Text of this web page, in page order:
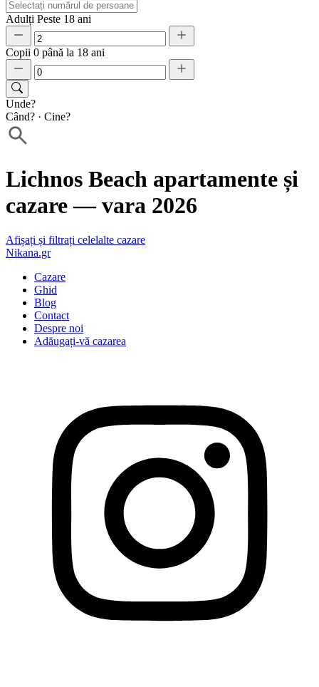
Adulți Peste 18 ani
Copii 0 până la 18 ani
Unde?
Când? · Cine?
Lichnos Beach apartamente și
cazare — vara 2026
Afișați și filtrați celelalte cazare
Nikana.gr
Cazare
Ghid
Blog
Contact
Despre noi
Adăugați-vă cazarea